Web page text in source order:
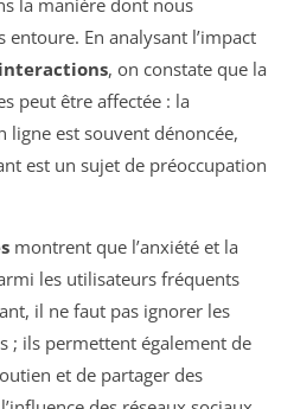
la manière dont nous
En analysant l’impact
interactions, on constate que la
peut être affectée : la
ligne est souvent dénoncée,
est un sujet de préoccupation
montrent que l’anxiété et la
les utilisateurs fréquents
il ne faut pas ignorer les
; ils permettent également de
et de partager des